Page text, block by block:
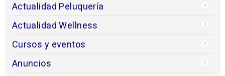
Actualidad Peluquería
Actualidad Wellness
Cursos y eventos
Anuncios